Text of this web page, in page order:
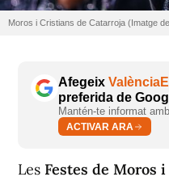
Moros i Cristians de Catarroja (Imatge
Afegeix
preferida de
Mantén-te informat
ACTIVAR ARA
Les Festes de Moros